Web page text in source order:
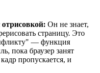
Он не знает,
страницу. Это
— функция
пока браузер занят
пропускается, и